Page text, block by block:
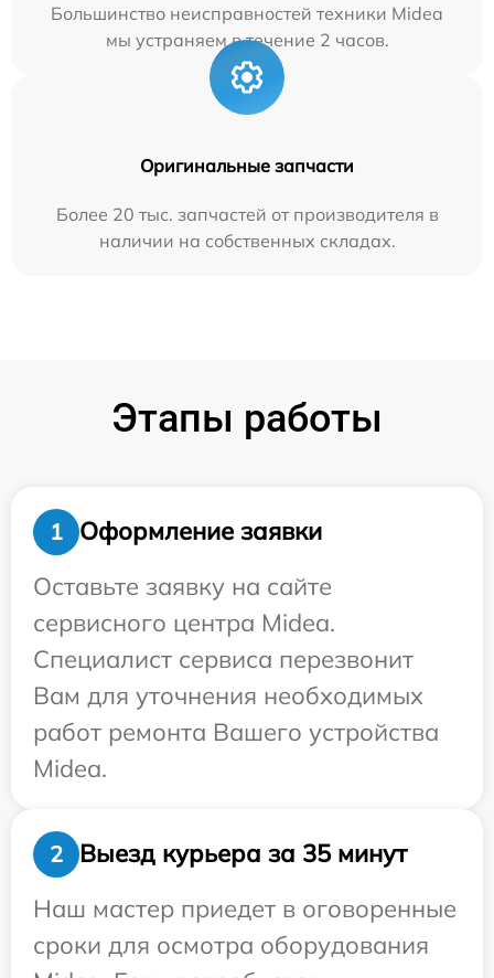
Большинство неисправностей техники Midea
мы устраняем в течение 2 часов.
Оригинальные запчасти
Более 20 тыс. запчастей от производителя в
наличии на собственных складах.
Этапы работы
1
Оформление заявки
Оставьте заявку на сайте
сервисного центра Midea.
Специалист сервиса перезвонит
Вам для уточнения необходимых
работ ремонта Вашего устройства
Midea.
2
Выезд курьера за 35 минут
Наш мастер приедет в оговоренные
сроки для осмотра оборудования